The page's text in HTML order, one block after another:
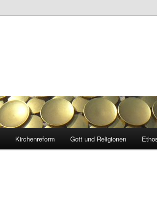
Kirchenreform Gott und Religionen